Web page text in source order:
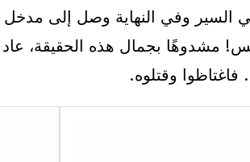
في السير وفي النهاية وصل إلى
مشدوهًا بجمال هذه الحقيقة،
فاغتاظوا وقتلوه.